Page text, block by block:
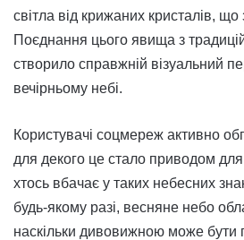
світла від крижаних кристалів, що
Поєднання цього явища з
створило справжній візуальний
вечірньому небі.
Користувачі соцмереж активно
для декого це стало приводом для
хтось вбачає у таких небесних
будь-якому разі, весняне небо
наскільки дивовижною може бути